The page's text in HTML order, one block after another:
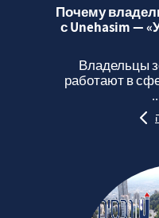
Почему
с Unehasim —
Владельцы
работают в